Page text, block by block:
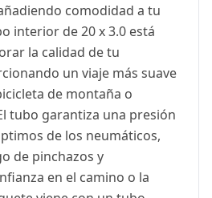
comodidad a tu
interior de 20 x 3.0 está
la calidad de tu
un viaje más suave
de montaña o
tubo garantiza una presión
de los neumáticos,
de pinchazos y
en el camino o la